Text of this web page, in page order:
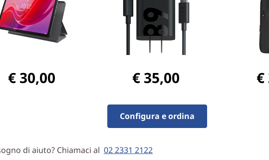
€ 30,00 € 35,00 €
Configura e ordina
di aiuto? Chiamaci al 02 2331 2122